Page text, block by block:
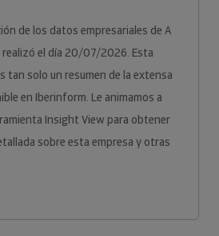
de los datos empresariales de A
realizó el día 20/07/2026. Esta
tan solo un resumen de la extensa
en Iberinform. Le animamos a
Insight View para obtener
sobre esta empresa y otras